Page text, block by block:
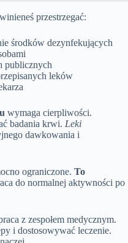
przestrzegać:
środków dezynfekujących
publicznych
leków
wymaga cierpliwości.
badania krwi. Leki
dawkowania i
ograniczone. To
do normalnej aktywności po
z zespołem medycznym.
i dostosowywać leczenie.